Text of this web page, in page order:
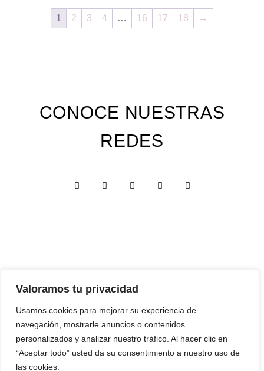
Valoramos tu privacidad
Usamos cookies para mejorar su experiencia de
navegación, mostrarle anuncios o contenidos
personalizados y analizar nuestro tráfico. Al hacer clic en
“Aceptar todo” usted da su consentimiento a nuestro uso de
las cookies.
1 2 3 4 … 16 17 18 →
CONOCE NUESTRAS
REDES
Custom Edition
Express Edition
Digital Edition
Papelería y Cajas